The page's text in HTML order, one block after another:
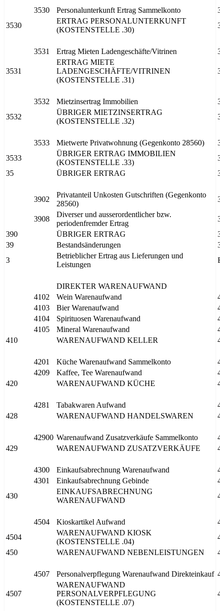
3530 Personalunterkunft Ertrag Sammelkonto
3530
ERTRAG PERSONALUNTERKUNFT
(KOSTENSTELLE .30)
3531 Ertrag Mieten Ladengeschäfte/Vitrinen
3531
ERTRAG MIETE
LADENGESCHÄFTE/VITRINEN
(KOSTENSTELLE .31)
3532 Mietzinsertrag Immobilien
3532
ÜBRIGER MIETZINSERTRAG
(KOSTENSTELLE .32)
3533 Mietwerte Privatwohnung (Gegenkonto 28560)
3533
ÜBRIGER ERTRAG IMMOBILIEN
(KOSTENSTELLE .33)
35
ÜBRIGER ERTRAG
3902
Privatanteil Unkosten Gutschriften (Gegenkonto
28560)
3908
Diverser und ausserordentlicher bzw.
periodenfremder Ertrag
390
ÜBRIGER ERTRAG
39
Bestandsänderungen
3
Betrieblicher Ertrag aus Lieferungen und
Leistungen
DIREKTER WARENAUFWAND
4102
Wein Warenaufwand
4103
Bier Warenaufwand
4104
Spirituosen Warenaufwand
4105
Mineral Warenaufwand
410
WARENAUFWAND KELLER
4201 Küche Warenaufwand Sammelkonto
4209
Kaffee, Tee Warenaufwand
420
WARENAUFWAND KÜCHE
4281 Tabakwaren Aufwand
428
WARENAUFWAND HANDELSWAREN
42900 Warenaufwand Zusatzverkäufe Sammelkonto
429
WARENAUFWAND ZUSATZVERKÄUFE
4300 Einkaufsabrechnung Warenaufwand
4301
Einkaufsabrechnung Gebinde
430
EINKAUFSABRECHNUNG
WARENAUFWAND
4504 Kioskartikel Aufwand
4504
WARENAUFWAND KIOSK
(KOSTENSTELLE .04)
450
WARENAUFWAND NEBENLEISTUNGEN
4507 Personalverpflegung Warenaufwand Direkteinkauf
4507
WARENAUFWAND
PERSONALVERPFLEGUNG
(KOSTENSTELLE .07)